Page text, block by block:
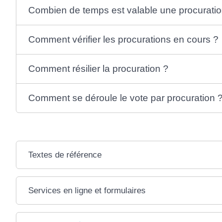
Combien de temps est valable une
Comment vérifier les procurations en cours ?
Comment résilier la procuration ?
Comment se déroule le vote par procuration ?
Textes de référence
Services en ligne et formulaires